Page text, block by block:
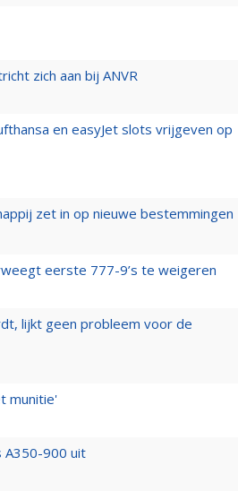
zich aan bij ANVR
en easyJet slots vrijgeven op
zet in op nieuwe bestemmingen
eerste 777-9’s te weigeren
lijkt geen probleem voor de
munitie'
A350-900 uit